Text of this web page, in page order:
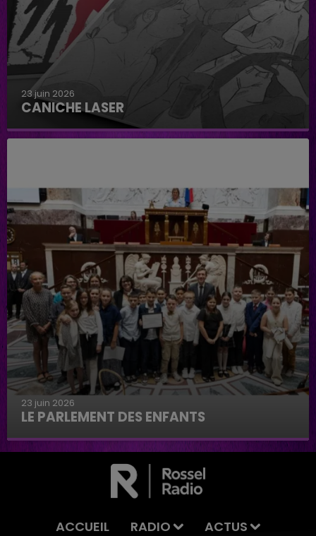
23 juin 2026
CANICHE LASER
Caniche Laser
23 juin 2026
LE PARLEMENT DES ENFANTS
Le parlement des enfants
ACCUEIL RADIO ACTUS